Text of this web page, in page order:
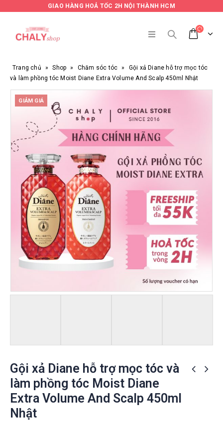
GIAO HÀNG HOẢ TỐC 2H NỘI THÀNH HCM
Trang chủ » Shop » Chăm sóc tóc »
Gội xả Diane hỗ trợ mọc tóc
và làm phồng tóc Moist Diane Extra Volume And Scalp 450ml Nhật
GIẢM GIÁ
Gội xả Diane hỗ trợ mọc tóc và
làm phồng tóc Moist Diane
Extra Volume And Scalp 450ml
Nhật